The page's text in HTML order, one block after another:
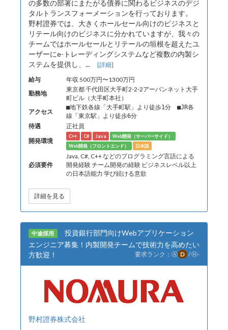
の多数の部署にまたがる債券に関わるビジネスのデジ
タルトランスフォーメーションを行っております。
野村證券では、大きくホールセール向けのビジネスと
リテール向けのビジネスに分かれていますが、我々の
チームではホールセールとリテールの垣根を超えたユ
ーザーにe-トレーディングシステムなど複数の内製シ
ステムを提供し、... [詳細]
給与
年収 500万円〜1300万円
勤務地
東京都 千代田区大手町2-2-2アーバンネット大手
町ビル（大手町本社）
アクセス
■地下鉄各線「大手町駅」より徒歩1分 ■JR各
線「東京駅」より徒歩6分
待遇
正社員
開発環境
C++ C# Java
Web開発（サーバーサイド）
Web開発（フロントエンド）
日本語
必須要件
Java, C#, C++ などのプログラミング言語による
開発経験 チーム開発の経験 ビジネスレベル以上
の日本語能力 学び続ける意欲
詳細を見る
中途採用
投資銀行部門向けWebアプリケーション
エンジニア募集！内製開発チームで技術力を高めたい
方歓迎！
要求ランク： Ⓐ D /Ⓗ-
野村證券株式会社